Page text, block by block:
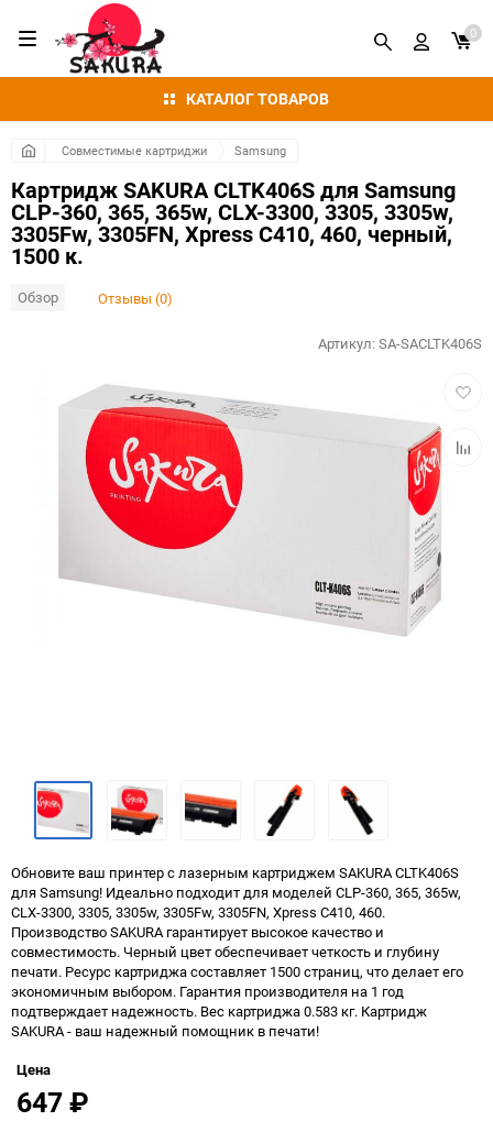
КАТАЛОГ ТОВАРОВ
0
Совместимые картриджи Samsung
Картридж SAKURA CLTK406S для Samsung
CLP-360, 365, 365w, CLX-3300, 3305, 3305w,
3305Fw, 3305FN, Xpress C410, 460, черный,
1500 к.
Обзор Отзывы (0)
Артикул:SA-SACLTK406S
Обновите ваш принтер с лазерным картриджем SAKURA CLTK406S
для Samsung! Идеально подходит для моделей CLP-360, 365, 365w,
CLX-3300, 3305, 3305w, 3305Fw, 3305FN, Xpress C410, 460.
Производство SAKURA гарантирует высокое качество и
совместимость. Черный цвет обеспечивает четкость и глубину
печати. Ресурс картриджа составляет 1500 страниц, что делает его
экономичным выбором. Гарантия производителя на 1 год
подтверждает надежность. Вес картриджа 0.583 кг. Картридж
SAKURA - ваш надежный помощник в печати!
Цена
647₽